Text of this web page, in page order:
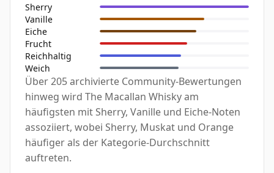
Sherry
Vanille
Eiche
Frucht
Reichhaltig
Weich
Über 205 archivierte Community-Bewertungen
hinweg wird The Macallan Whisky am
häufigsten mit Sherry, Vanille und Eiche-Noten
assoziiert, wobei Sherry, Muskat und Orange
häufiger als der Kategorie-Durchschnitt
auftreten.